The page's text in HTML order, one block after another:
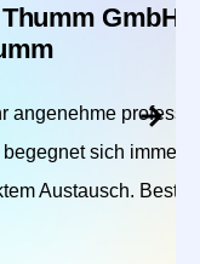
Florian
und